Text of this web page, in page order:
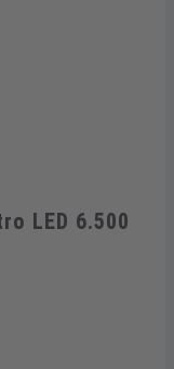
LED 6.500